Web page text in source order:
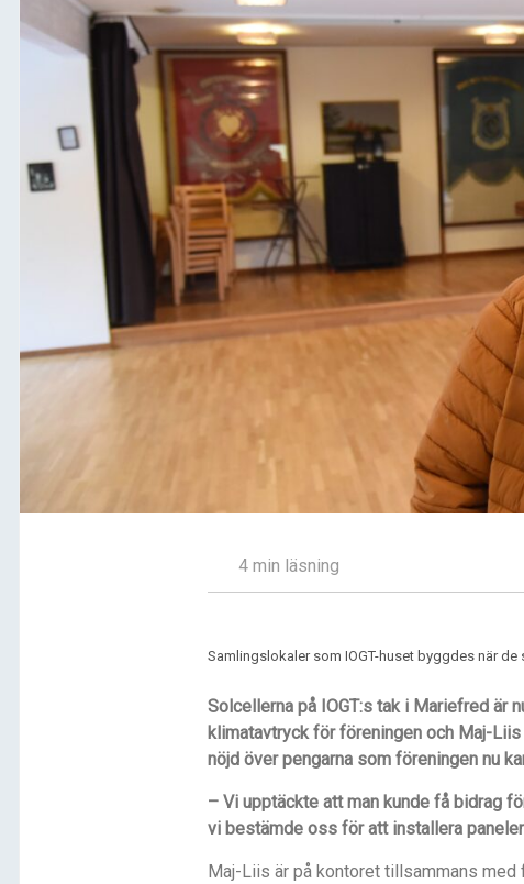
4 min läsning
Samlingslokaler som IOGT-huset byggdes när
Solcellerna på IOGT:s tak i Mariefred är
klimatavtryck för föreningen och Maj-
nöjd över pengarna som föreningen nu
– Vi upptäckte att man kunde få bidrag
vi bestämde oss för att installera
Maj-Liis är på kontoret tillsammans med